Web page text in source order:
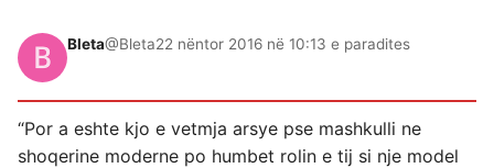
Bleta@Bleta22 nëntor 2016 në 10:13 e paradites
“Por a eshte kjo e vetmja arsye pse mashkulli ne
shoqerine moderne po humbet rolin e tij si nje model